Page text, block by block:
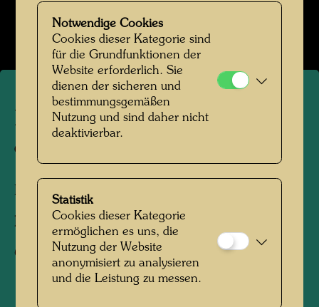
Bildergalerie öffnen
Hundertwassers Aufforstung
des Kaurinui Valley
Kaurinui Valley, Neuseeland, 2004
Fotograf:Richard Smart
Copyright:Richard Smart
Notwendige Cookies
Cookies dieser Kategorie sind
für die Grundfunktionen der
Website erforderlich. Sie
dienen der sicheren und
bestimmungsgemäßen
Nutzung und sind daher nicht
deaktivierbar.
Statistik
Cookies dieser Kategorie
ermöglichen es uns, die
Nutzung der Website
anonymisiert zu analysieren
und die Leistung zu messen.